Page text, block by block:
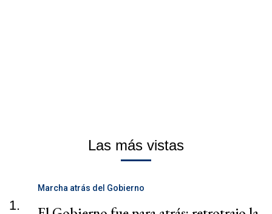
Las más vistas
1.
Marcha atrás del Gobierno